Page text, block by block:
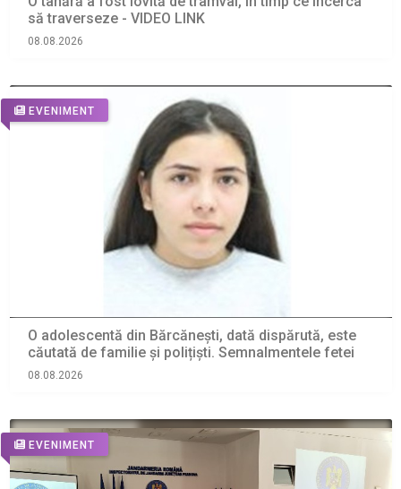
să traverseze - VIDEO LINK
08.08.2026
EVENIMENT
O adolescentă din Bărcănești, dată dispărută, este
căutată de familie și polițiști. Semnalmentele fetei
08.08.2026
EVENIMENT